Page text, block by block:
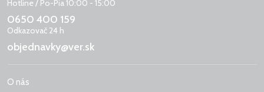
Hotline / Po-Pia 10:00 - 15:00
0650 400 159
Odkazovač 24 h
objednavky@ver.sk
O nás